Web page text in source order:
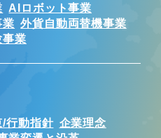
AIロボット事業
業 外貨自動両替機事業
事業
/行動指針 企業理念